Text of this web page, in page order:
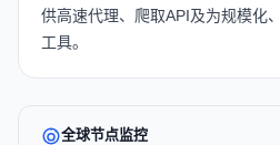
供高速代理、爬取API及为规模化
工具。
全球节点监控